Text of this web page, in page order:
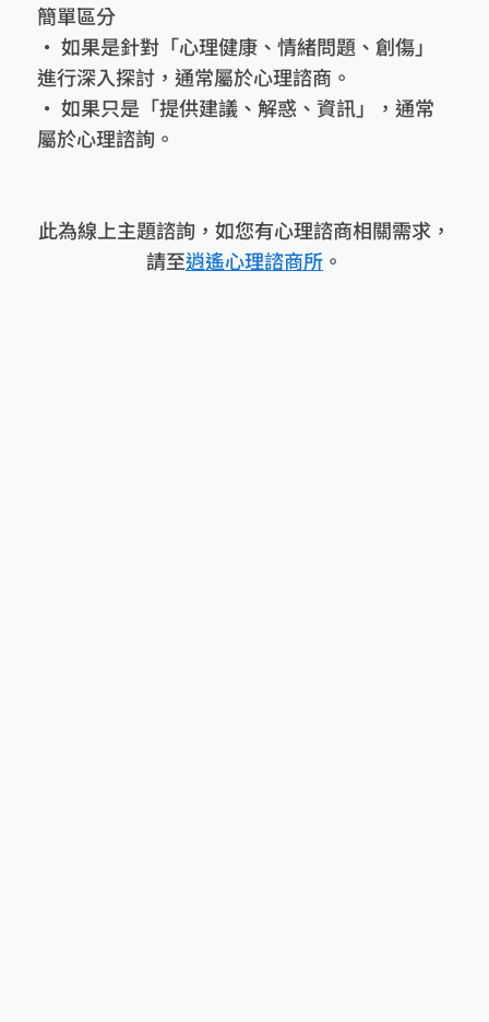
簡單區分
• 如果是針對「心理健康、情緒問題、創傷」
進行深入探討，通常屬於心理諮商。
• 如果只是「提供建議、解惑、資訊」，通常
屬於心理諮詢。
此為線上主題諮詢，如您有心理諮商相關需求，
請至逍遙心理諮商所 。